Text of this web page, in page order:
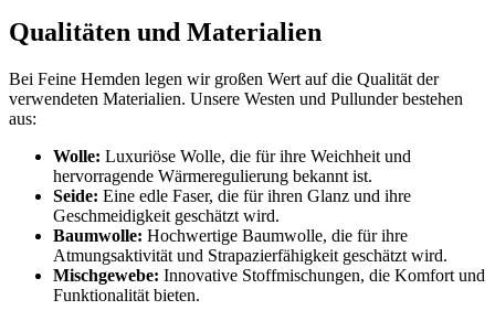
Qualitäten und Materialien
Bei Feine Hemden legen wir großen Wert auf die Qualität der
verwendeten Materialien. Unsere Westen und Pullunder bestehen
aus:
Wolle: Luxuriöse Wolle, die für ihre Weichheit und
hervorragende Wärmeregulierung bekannt ist.
Seide: Eine edle Faser, die für ihren Glanz und ihre
Geschmeidigkeit geschätzt wird.
Baumwolle: Hochwertige Baumwolle, die für ihre
Atmungsaktivität und Strapazierfähigkeit geschätzt wird.
Mischgewebe: Innovative Stoffmischungen, die Komfort und
Funktionalität bieten.